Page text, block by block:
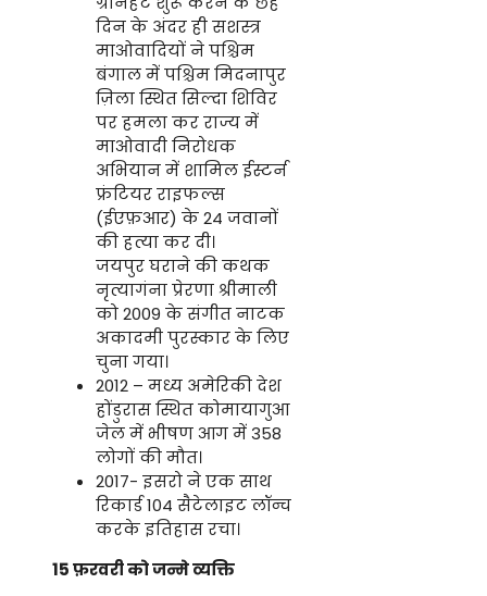
दिन के अंदर ही सशस्त्र
माओवादियों ने पश्चिम
बंगाल में पश्चिम मिदनापुर
ज़िला स्थित सिल्दा शिविर
पर हमला कर राज्य में
माओवादी निरोधक
अभियान में शामिल ईस्टर्न
फ्रंटियर राइफल्स
(ईएफ़आर) के 24 जवानों
की हत्या कर दी।
जयपुर घराने की कथक
नृत्यागंना प्रेरणा श्रीमाली
को 2009 के संगीत नाटक
अकादमी पुरस्कार के लिए
चुना गया।
2012 – मध्य अमेरिकी देश
होंडुरास स्थित कोमायागुआ
जेल में भीषण आग में 358
लोगों की मौत।
2017- इसरो ने एक साथ
रिकार्ड 104 सैटेलाइट लॉन्च
करके इतिहास रचा।
15 फ़रवरी को जन्मे व्यक्ति